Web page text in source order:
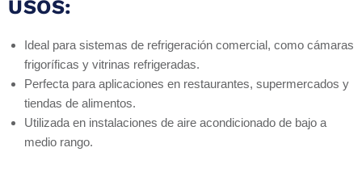
USOS:
Ideal para sistemas de refrigeración comercial, como cámaras
frigoríficas y vitrinas refrigeradas.
Perfecta para aplicaciones en restaurantes, supermercados y
tiendas de alimentos.
Utilizada en instalaciones de aire acondicionado de bajo a
medio rango.